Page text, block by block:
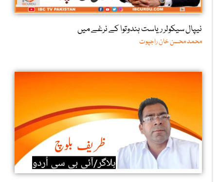
نیپال سیکولر ریاست ہندوتوا کے نرغے میں
محمد محسن خان راجپوت